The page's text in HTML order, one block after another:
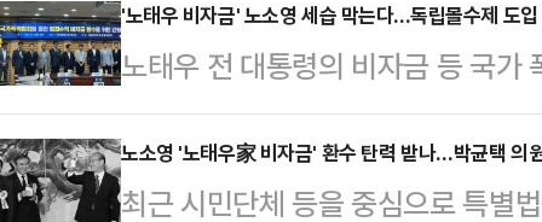
에 함께한 인물이 노소영 아트센터
다. 노 관장은 다름 아닌 노태우 전
군사쿠데타와 5·18 광주 유혈 진압
대 비자금을 축적한 사실이 드러났
춰둔 비자금을 시사하는 김옥숙 여
'노태우 비자금' 노소영 세습 막는다...독립몰수제 도
노태우 전 대통령의 비자금 등 국가
수·환수할 수 있도록 하는 독립몰
상 기소가 불가능한 경우 범죄수익
서기 위해서다.박재평 충북대 법학
노소영 '노태우家 비자금' 환수 탄력 받나…박균택 의
최근 시민단체 등을 중심으로 특별